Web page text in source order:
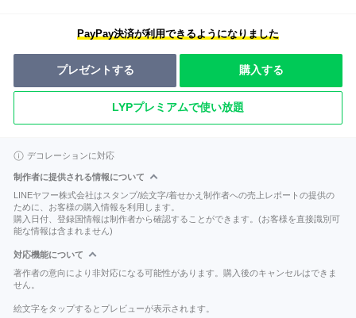
PayPay決済が利用できるようになりました
プレゼントする 購入する
LYPプレミアムで使い放題
デコレーションに対応
制作者に提供される情報について
LINEヤフー株式会社はスタンプ/絵文字/着せかえ制作者への売上レポートの提供の
ために、お客様の購入情報を利用します。
購入日付、登録国情報は制作者から確認することができます。(お客様を直接識別可
能な情報は含まれません)
対応機能について
著作者の意向により非対応になる可能性があります。購入後のキャンセルはできま
せん。
絵文字をタップするとプレビューが表示されます。